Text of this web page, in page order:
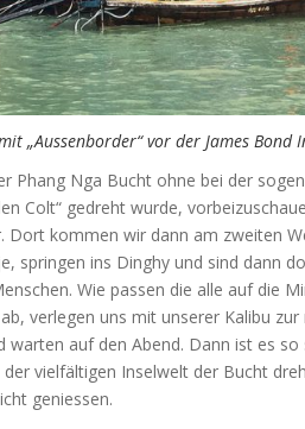
„Aussenborder“ vor der James Bond
Phang Nga Bucht ohne bei der
Colt“ gedreht wurde,
Dort kommen wir dann am zweiten
springen ins Dinghy und sind dann
Wie passen die alle auf die
verlegen uns mit unserer Kalibu
warten auf den Abend. Dann ist es
vielfältigen Inselwelt der Bucht
geniessen.